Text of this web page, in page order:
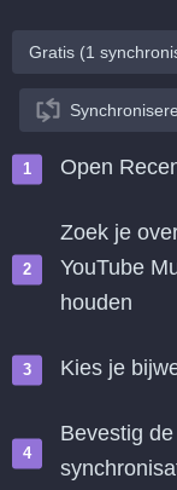
Gratis (1
Open
Zoek je
YouTube
houden
Kies je
Bevestig